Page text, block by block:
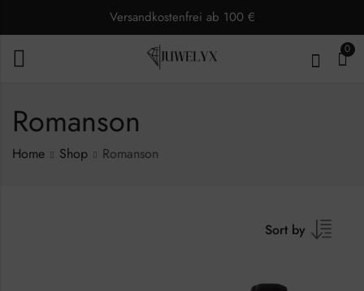
Versandkostenfrei ab 100 €
0
Romanson
Home Shop Romanson
Sort by